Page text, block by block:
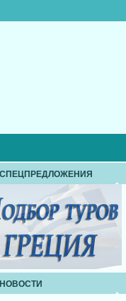
СПЕЦПРЕДЛОЖЕНИЯ
НОВОСТИ